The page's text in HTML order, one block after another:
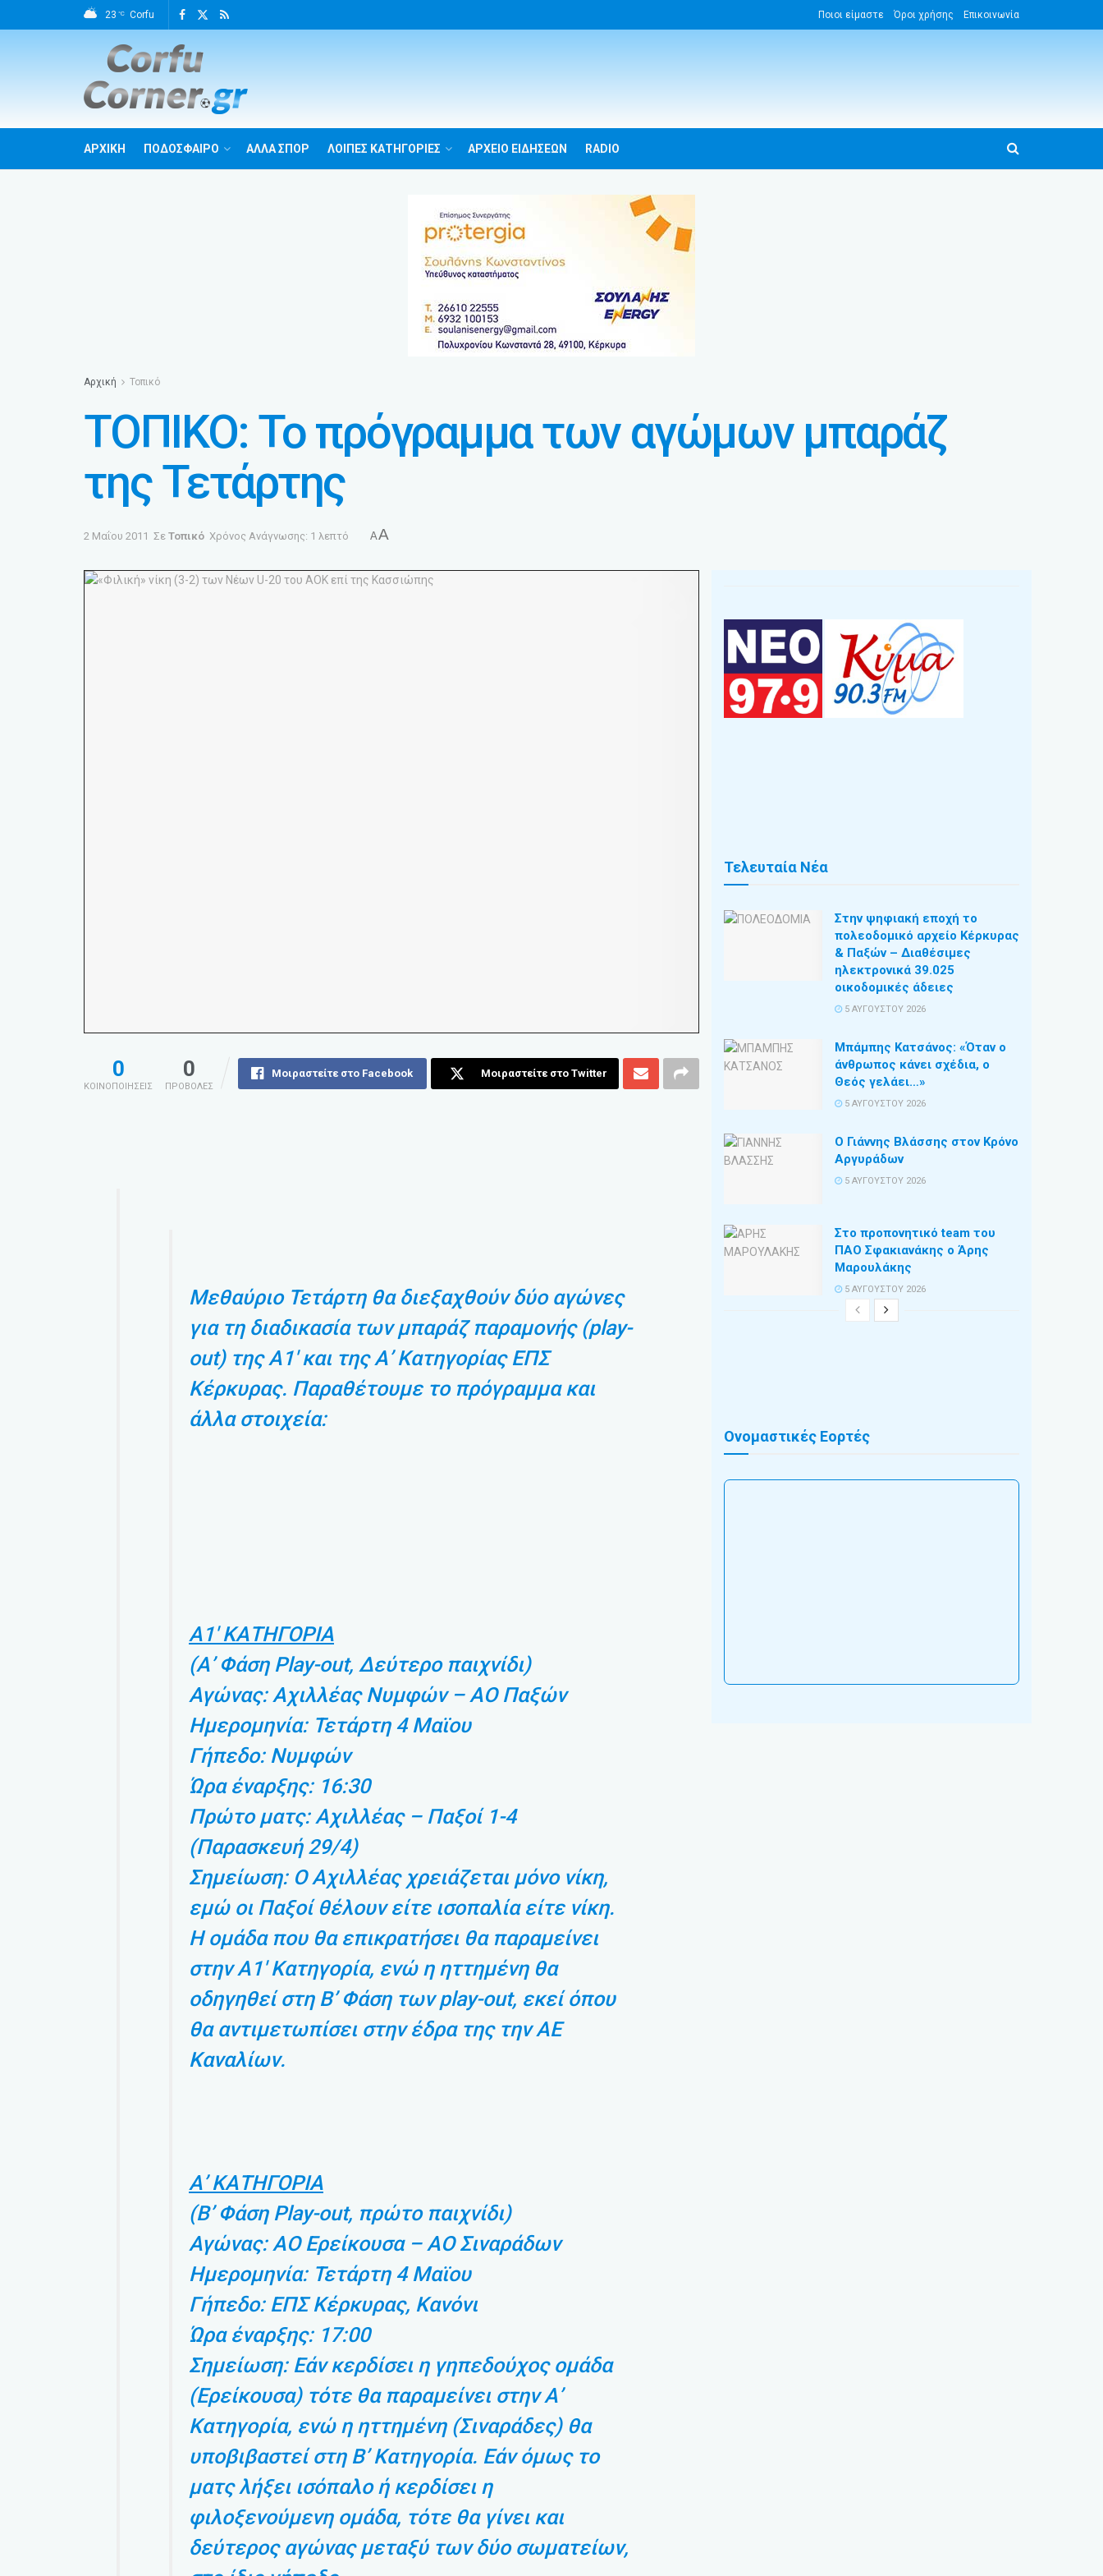
23 °C Corfu Ποιοι είμαστε Όροι χρήσης Επικοινωνία
ΑΡΧΙΚΗ ΠΟΔΟΣΦΑΙΡΟ ΑΛΛΑ ΣΠΟΡ ΛΟΙΠΕΣ ΚΑΤΗΓΟΡΙΕΣ ΑΡΧΕΙΟ ΕΙΔΗΣΕΩΝ RADIO
Αρχική Τοπικό
ΤΟΠΙΚΟ: Το πρόγραμμα των αγώμων μπαράζ
της Τετάρτης
2 Μαΐου 2011 Σε Τοπικό Χρόνος Ανάγνωσης: 1 λεπτό AA
0
ΚΟΙΝΟΠΟΙΗΣΕΙΣ
0
ΠΡΟΒΟΛΕΣ
Μοιραστείτε στο Facebook Μοιραστείτε στο Twitter
Μεθαύριο Τετάρτη θα διεξαχθούν δύο αγώνες
για τη διαδικασία των μπαράζ παραμονής (play-
out) της Α1′ και της Α’ Κατηγορίας ΕΠΣ
Κέρκυρας. Παραθέτουμε το πρόγραμμα και
άλλα στοιχεία:
Α1′ ΚΑΤΗΓΟΡΙΑ
(Α’ Φάση Play-out, Δεύτερο παιχνίδι)
Αγώνας: Αχιλλέας Νυμφών – ΑΟ Παξών
Ημερομηνία: Τετάρτη 4 Μαϊου
Γήπεδο: Νυμφών
Ώρα έναρξης: 16:30
Πρώτο ματς: Αχιλλέας – Παξοί 1-4
(Παρασκευή 29/4)
Σημείωση: Ο Αχιλλέας χρειάζεται μόνο νίκη,
εμώ οι Παξοί θέλουν είτε ισοπαλία είτε νίκη.
Η ομάδα που θα επικρατήσει θα παραμείνει
στην Α1′ Κατηγορία, ενώ η ηττημένη θα
οδηγηθεί στη Β’ Φάση των play-out, εκεί όπου
θα αντιμετωπίσει στην έδρα της την ΑΕ
Καναλίων.
Α’ ΚΑΤΗΓΟΡΙΑ
(Β’ Φάση Play-out, πρώτο παιχνίδι)
Αγώνας: ΑΟ Ερείκουσα – ΑΟ Σιναράδων
Ημερομηνία: Τετάρτη 4 Μαϊου
Γήπεδο: ΕΠΣ Κέρκυρας, Κανόνι
Ώρα έναρξης: 17:00
Σημείωση: Εάν κερδίσει η γηπεδούχος ομάδα
(Ερείκουσα) τότε θα παραμείνει στην Α’
Κατηγορία, ενώ η ηττημένη (Σιναράδες) θα
υποβιβαστεί στη Β’ Κατηγορία. Εάν όμως το
ματς λήξει ισόπαλο ή κερδίσει η
φιλοξενούμενη ομάδα, τότε θα γίνει και
δεύτερος αγώνας μεταξύ των δύο σωματείων,
Τελευταία Νέα
Στην ψηφιακή εποχή το
πολεοδομικό αρχείο Κέρκυρας
& Παξών – Διαθέσιμες
ηλεκτρονικά 39.025
οικοδομικές άδειες
5 ΑΥΓΟΎΣΤΟΥ 2026
Μπάμπης Κατσάνος: «Όταν ο
άνθρωπος κάνει σχέδια, ο
Θεός γελάει…»
5 ΑΥΓΟΎΣΤΟΥ 2026
Ο Γιάννης Βλάσσης στον Κρόνο
Αργυράδων
5 ΑΥΓΟΎΣΤΟΥ 2026
Στο προπονητικό team του
ΠΑΟ Σφακιανάκης ο Άρης
Μαρουλάκης
5 ΑΥΓΟΎΣΤΟΥ 2026
Ονομαστικές Εορτές